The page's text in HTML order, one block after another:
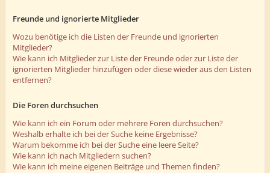
Freunde und ignorierte Mitglieder
Wozu benötige ich die Listen der Freunde und ignorierten
Mitglieder?
Wie kann ich Mitglieder zur Liste der Freunde oder zur Liste der
ignorierten Mitglieder hinzufügen oder diese wieder aus den Listen
entfernen?
Die Foren durchsuchen
Wie kann ich ein Forum oder mehrere Foren durchsuchen?
Weshalb erhalte ich bei der Suche keine Ergebnisse?
Warum bekomme ich bei der Suche eine leere Seite?
Wie kann ich nach Mitgliedern suchen?
Wie kann ich meine eigenen Beiträge und Themen finden?